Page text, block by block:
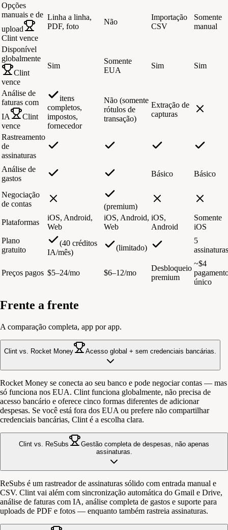
Opções
manuais e de
upload
Clint vence
Linha a linha,
PDF, foto
Não
Importação
CSV
Somente
manual
Disponível
globalmente
Clint
vence
Sim
Somente
EUA
Sim Sim
Análise de
faturas com
IA
Clint
vence
itens
completos,
impostos,
fornecedor
Não (somente
rótulos de
transação)
Extração de
capturas
Rastreamento
de
assinaturas
Análise de
gastos
Básico Básico
Negociação
de contas
(premium)
Plataformas
iOS, Android,
Web
iOS, Android,
Web
iOS,
Android
Somente
iOS
Plano
gratuito
(40 créditos
IA/mês)
(limitado)
5
assinaturas
Preços pagos $5–24/mo $6–12/mo
Desbloqueio
premium
~$4
único
Frente a frente
A comparação completa, app por app.
Clint vs. Rocket Money Acesso global + sem credenciais bancárias.
Rocket Money se conecta ao seu banco e pode negociar contas — mas
só funciona nos EUA. Clint funciona globalmente, não precisa de
acesso bancário e oferece cinco formas diferentes de adicionar
despesas. Se você está fora dos EUA ou prefere não compartilhar
credenciais bancárias, Clint é a escolha clara.
Clint vs. ReSubs
Gestão completa de despesas, não apenas
assinaturas.
ReSubs é um rastreador de assinaturas sólido com entrada manual e
CSV. Clint vai além com sincronização automática do Gmail e Drive,
análise de faturas com IA, análise completa de gastos e suporte para
uploads de PDF e fotos — enquanto também rastreia assinaturas.